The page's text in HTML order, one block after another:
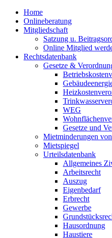
Home
Onlineberatung
Mitgliedschaft
Satzung u.
Online Mitglied
Rechtsdatenbank
Gesetze &
WEG
Gesetze und
Mietminderungen
Mietspiegel
Urteilsdatenbank
Allgemeines
Arbeitsrecht
Auszug
Eigenbedarf
Erbrecht
Gewerbe
Hausordnung
Haustiere